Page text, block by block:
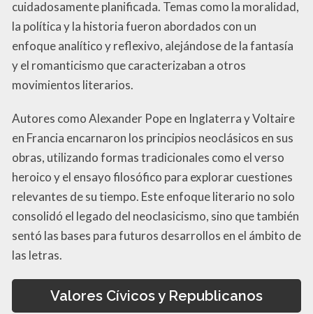
cuidadosamente planificada. Temas como la moralidad,
la política y la historia fueron abordados con un
enfoque analítico y reflexivo, alejándose de la fantasía
y el romanticismo que caracterizaban a otros
movimientos literarios.
Autores como Alexander Pope en Inglaterra y Voltaire
en Francia encarnaron los principios neoclásicos en sus
obras, utilizando formas tradicionales como el verso
heroico y el ensayo filosófico para explorar cuestiones
relevantes de su tiempo. Este enfoque literario no solo
consolidó el legado del neoclasicismo, sino que también
sentó las bases para futuros desarrollos en el ámbito de
las letras.
Valores Cívicos y Republicanos